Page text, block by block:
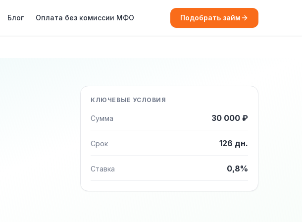
Блог Оплата без комиссии МФО Подобрать займ
КЛЮЧЕВЫЕ УСЛОВИЯ
Сумма 30 000 ₽
Срок 126 дн.
Ставка 0,8%